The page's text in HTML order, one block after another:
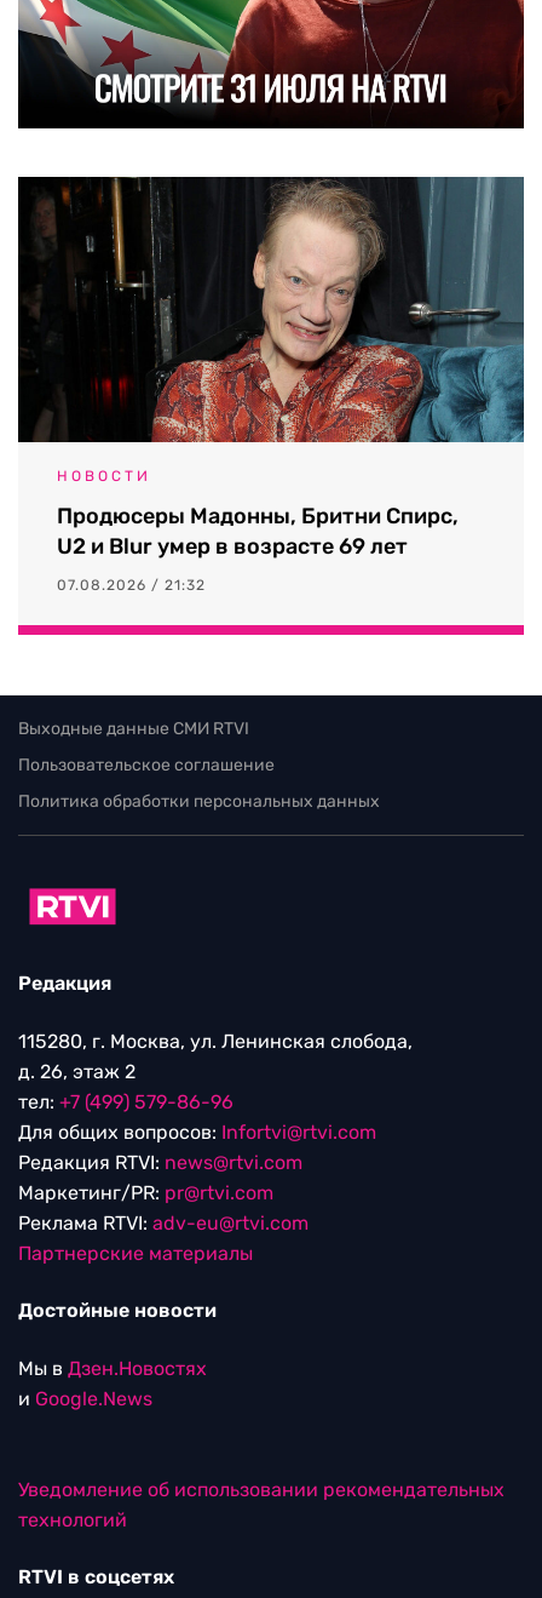
НОВОСТИ
Продюсеры Мадонны, Бритни Спирс,
U2 и Blur умер в возрасте 69 лет
07.08.2026 / 21:32
Выходные данные СМИ RTVI
Пользовательское соглашение
Политика обработки персональных данных
Редакция
115280, г. Москва, ул. Ленинская слобода,
д. 26, этаж 2
тел: +7 (499) 579-86-96
Для общих вопросов: Infortvi@rtvi.com
Редакция RTVI: news@rtvi.com
Маркетинг/PR: pr@rtvi.com
Реклама RTVI: adv-eu@rtvi.com
Партнерские материалы
Достойные новости
Мы в Дзен.Новостях
и Google.News
Уведомление об использовании рекомендательных
технологий
RTVI в соцсетях